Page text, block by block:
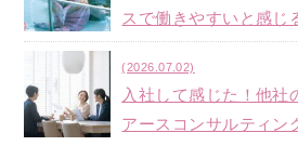
スで働きやすいと感じ
(2026.07.02)
入社して感じた！他社
アースコンサルティン